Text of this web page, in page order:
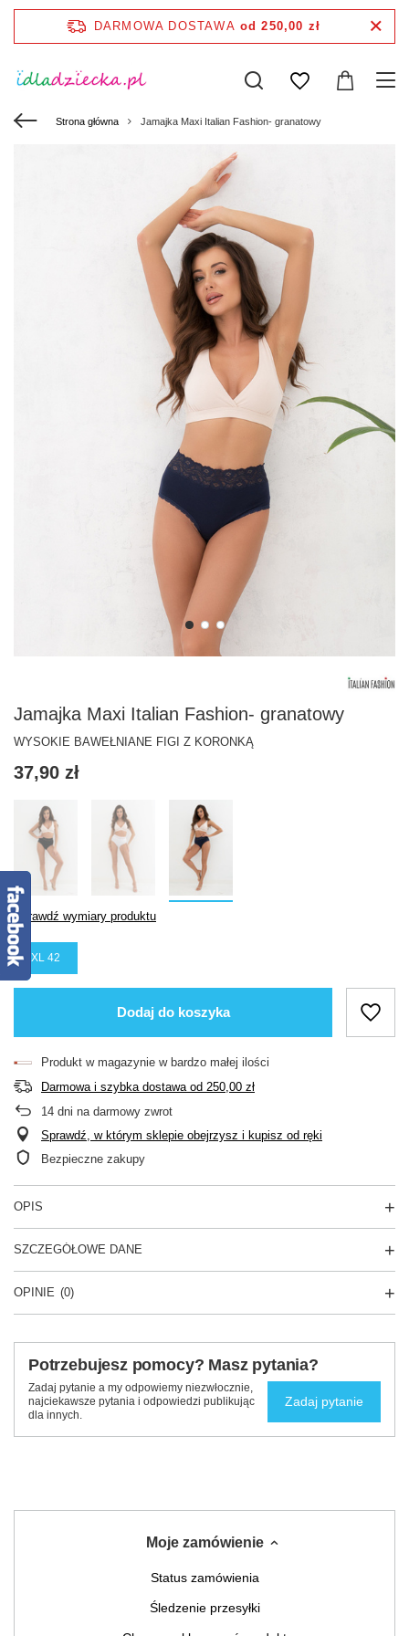
DARMOWA DOSTAWA od 250,00 zł
Strona główna Jamajka Maxi Italian Fashion- granatowy
Jamajka Maxi Italian Fashion- granatowy
WYSOKIE BAWEŁNIANE FIGI Z KORONKĄ
37,90 zł
Sprawdź wymiary produktu
XL 42
Dodaj do koszyka
Produkt w magazynie w bardzo małej ilości
Darmowa i szybka dostawa od 250,00 zł
14 dni na darmowy zwrot
Sprawdź, w którym sklepie obejrzysz i kupisz od ręki
Bezpieczne zakupy
OPIS
SZCZEGÓŁOWE DANE
OPINIE (0)
Potrzebujesz pomocy? Masz pytania?
Zadaj pytanie a my odpowiemy niezwłocznie,
najciekawsze pytania i odpowiedzi publikując
dla innych.
Zadaj pytanie
Moje zamówienie
Status zamówienia
Śledzenie przesyłki